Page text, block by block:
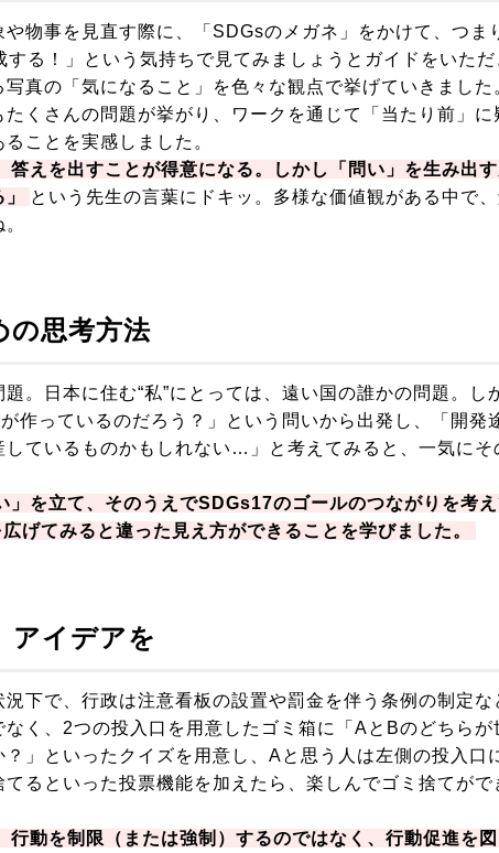
物事を見直す際に、「SDGsのメガネ」をかけて、つま
する！」という気持ちで見てみましょうとガイドをいただ
真の「気になること」を色々な観点で挙げていきました
くさんの問題が挙がり、ワークを通じて「当たり前」に
ことを実感しました。
答えを出すことが得意になる。しかし「問い」を生み出
という先生の言葉にドキッ。多様な価値観がある中で
の思考方法
。日本に住む“私”にとっては、遠い国の誰かの問題。し
が作っているのだろう？」という問いから出発し、「開発
ているものかもしれない…」と考えてみると、一気にそ
」を立て、そのうえでSDGs17のゴールのつながりを考
げてみると違った見え方ができることを学びました。
アイデアを
下で、行政は注意看板の設置や罰金を伴う条例の制定な
く、2つの投入口を用意したゴミ箱に「AとBのどちらが
」といったクイズを用意し、Aと思う人は左側の投入口
るといった投票機能を加えたら、楽しんでゴミ捨てがで
行動を制限（または強制）するのではなく、行動促進を